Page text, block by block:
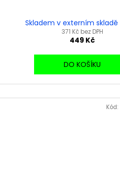
Skladem v externím skladě
371 Kč bez DPH
449 Kč
DO KOŠÍKU
Kód: